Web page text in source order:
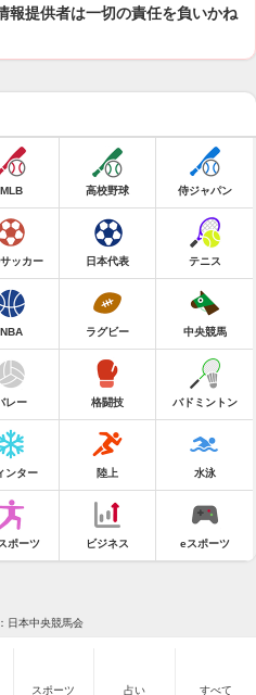
報提供者は一切の責任を負いかね
MLB 高校野球 侍ジャパン
ッカー 日本代表 テニス
NBA ラグビー 中央競馬
レー 格闘技 バドミントン
ンター 陸上 水泳
ポーツ ビジネス eスポーツ
日本中央競馬会
スポーツ 占い すべて